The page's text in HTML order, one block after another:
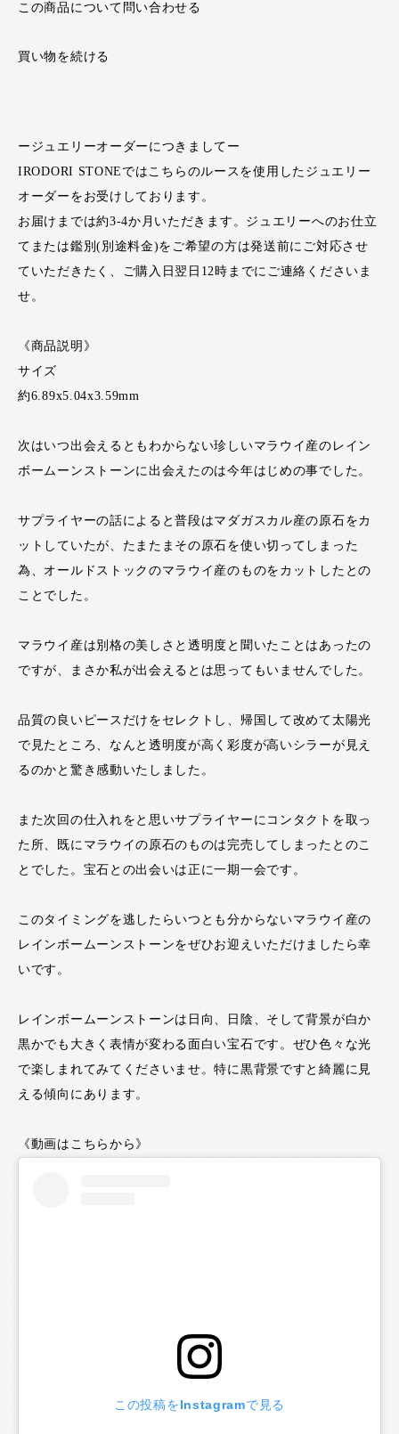
この商品について問い合わせる
買い物を続ける
ージュエリーオーダーにつきましてー
IRODORI STONEではこちらのルースを使用したジュエリー
オーダーをお受けしております。
お届けまでは約3-4か月いただきます。ジュエリーへのお仕立
てまたは鑑別(別途料金)をご希望の方は発送前にご対応させ
ていただきたく、ご購入日翌日12時までにご連絡くださいま
せ。
《商品説明》
サイズ
約6.89x5.04x3.59mm
次はいつ出会えるともわからない珍しいマラウイ産のレイン
ボームーンストーンに出会えたのは今年はじめの事でした。
サプライヤーの話によると普段はマダガスカル産の原石をカ
ットしていたが、たまたまその原石を使い切ってしまった
為、オールドストックのマラウイ産のものをカットしたとの
ことでした。
マラウイ産は別格の美しさと透明度と聞いたことはあったの
ですが、まさか私が出会えるとは思ってもいませんでした。
品質の良いピースだけをセレクトし、帰国して改めて太陽光
で見たところ、なんと透明度が高く彩度が高いシラーが見え
るのかと驚き感動いたしました。
また次回の仕入れをと思いサプライヤーにコンタクトを取っ
た所、既にマラウイの原石のものは完売してしまったとのこ
とでした。宝石との出会いは正に一期一会です。
このタイミングを逃したらいつとも分からないマラウイ産の
レインボームーンストーンをぜひお迎えいただけましたら幸
いです。
レインボームーンストーンは日向、日陰、そして背景が白か
黒かでも大きく表情が変わる面白い宝石です。ぜひ色々な光
で楽しまれてみてくださいませ。特に黒背景ですと綺麗に見
える傾向にあります。
《動画はこちらから》
この投稿をInstagramで見る